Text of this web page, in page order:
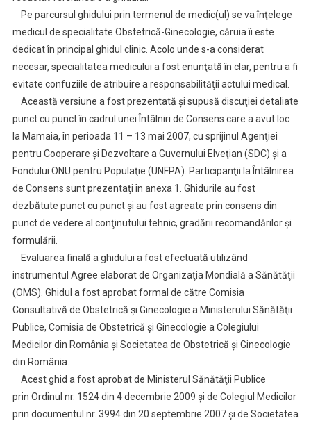
Pe parcursul ghidului prin termenul de medic(ul) se va înţelege
medicul de specialitate Obstetrică-Ginecologie, căruia îi este
dedicat în principal ghidul clinic. Acolo unde s-a considerat
necesar, specialitatea medicului a fost enunţată în clar, pentru a fi
evitate confuziile de atribuire a responsabilităţii actului medical.
Această versiune a fost prezentată şi supusă discuţiei detaliate
punct cu punct în cadrul unei Întâlniri de Consens care a avut loc
la Mamaia, în perioada 11 – 13 mai 2007, cu sprijinul Agenţiei
pentru Cooperare şi Dezvoltare a Guvernului Elveţian (SDC) şi a
Fondului ONU pentru Populaţie (UNFPA). Participanţii la Întâlnirea
de Consens sunt prezentaţi în anexa 1. Ghidurile au fost
dezbătute punct cu punct şi au fost agreate prin consens din
punct de vedere al conţinutului tehnic, gradării recomandărilor şi
formulării.
Evaluarea finală a ghidului a fost efectuată utilizând
instrumentul Agree elaborat de Organizaţia Mondială a Sănătăţii
(OMS). Ghidul a fost aprobat formal de către Comisia
Consultativă de Obstetrică şi Ginecologie a Ministerului Sănătăţii
Publice, Comisia de Obstetrică şi Ginecologie a Colegiului
Medicilor din România şi Societatea de Obstetrică şi Ginecologie
din România.
Acest ghid a fost aprobat de Ministerul Sănătăţii Publice
prin Ordinul nr. 1524 din 4 decembrie 2009 şi de Colegiul Medicilor
prin documentul nr. 3994 din 20 septembrie 2007 şi de Societatea